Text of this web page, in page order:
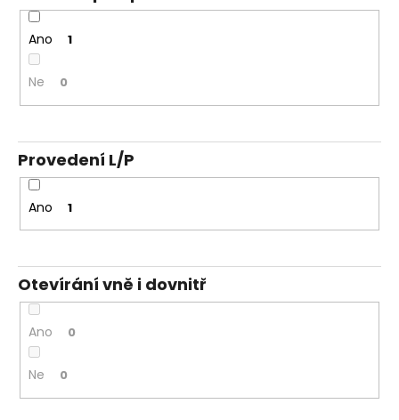
Ano 1
Ne 0
Provedení L/P
Ano 1
Otevírání vně i dovnitř
Ano 0
Ne 0